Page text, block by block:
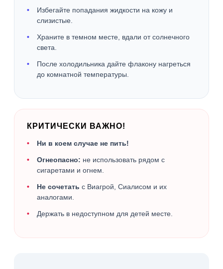
Избегайте попадания жидкости на кожу и
слизистые.
Храните в темном месте, вдали от солнечного
света.
После холодильника дайте флакону нагреться
до комнатной температуры.
КРИТИЧЕСКИ ВАЖНО!
Ни в коем случае не пить!
Огнеопасно: не использовать рядом с
сигаретами и огнем.
Не сочетать с Виагрой, Сиалисом и их
аналогами.
Держать в недоступном для детей месте.